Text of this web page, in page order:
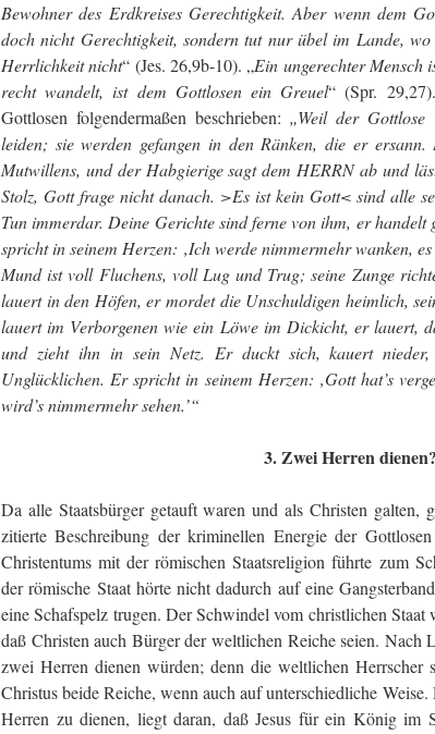
Bewohner des Erdkreises Gerechtigkeit. Aber wenn dem
doch nicht Gerechtigkeit, sondern tut nur übel im Lande,
Herrlichkeit nicht“ (Jes. 26,9b-10). „Ein ungerechter Mensch
recht wandelt, ist dem Gottlosen ein Greuel“ (Spr.
Gottlosen folgendermaßen beschrieben: „Weil der Gottlose
leiden; sie werden gefangen in den Ränken, die er
Mutwillens, und der Habgierige sagt dem HERRN ab und
Stolz, Gott frage nicht danach. >Es ist kein Gott< sind alle
Tun immerdar. Deine Gerichte sind ferne von ihm, er handelt
spricht in seinem Herzen: ‚Ich werde nimmermehr wanken,
Mund ist voll Fluchens, voll Lug und Trug; seine Zunge
lauert in den Höfen, er mordet die Unschuldigen heimlich,
lauert im Verborgenen wie ein Löwe im Dickicht, er lauert,
und zieht ihn in sein Netz. Er duckt sich, kauert
Unglücklichen. Er spricht in seinem Herzen: ‚Gott hat’s
wird’s nimmermehr sehen.’“
3. Zwei Herren dienen?
Da alle Staatsbürger getauft waren und als Christen galten,
zitierte Beschreibung der kriminellen Energie der
Christentums mit der römischen Staatsreligion führte zum
der römische Staat hörte nicht dadurch auf eine
eine Schafspelz trugen. Der Schwindel vom christlichen
daß Christen auch Bürger der weltlichen Reiche seien. Nach
zwei Herren dienen würden; denn die weltlichen Herrscher
Christus beide Reiche, wenn auch auf unterschiedliche
Herren zu dienen, liegt daran, daß Jesus für ein König im